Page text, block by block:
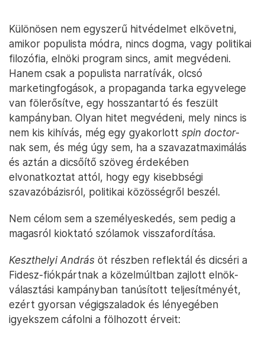
Különösen nem egyszerű hitvédelmet elkövetni,
amikor populista módra, nincs dogma, vagy politikai
filozófia, elnöki program sincs, amit megvédeni.
Hanem csak a populista narratívák, olcsó
marketingfogások, a propaganda tarka egyvelege
van fölerősítve, egy hosszantartó és feszült
kampányban. Olyan hitet megvédeni, mely nincs is
nem kis kihívás, még egy gyakorlott spin doctor-
nak sem, és még úgy sem, ha a szavazatmaximálás
és aztán a dicsőítő szöveg érdekében
elvonatkoztat attól, hogy egy kisebbségi
szavazóbázisról, politikai közösségről beszél.
Nem célom sem a személyeskedés, sem pedig a
magasról kioktató szólamok visszafordítása.
Keszthelyi András öt részben reflektál és dicséri a
Fidesz-fiókpártnak a közelmúltban zajlott elnök-
választási kampányban tanúsított teljesítményét,
ezért gyorsan végigszaladok és lényegében
igyekszem cáfolni a fölhozott érveit: